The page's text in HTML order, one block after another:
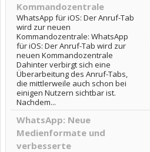
Kommandozentrale
WhatsApp für iOS: Der Anruf-Tab
wird zur neuen
Kommandozentrale: WhatsApp
für iOS: Der Anruf-Tab wird zur
neuen Kommandozentrale
Dahinter verbirgt sich eine
Überarbeitung des Anruf-Tabs,
die mittlerweile auch schon bei
einigen Nutzern sichtbar ist.
Nachdem...
WhatsApp: Neue
Medienformate und
verbesserte